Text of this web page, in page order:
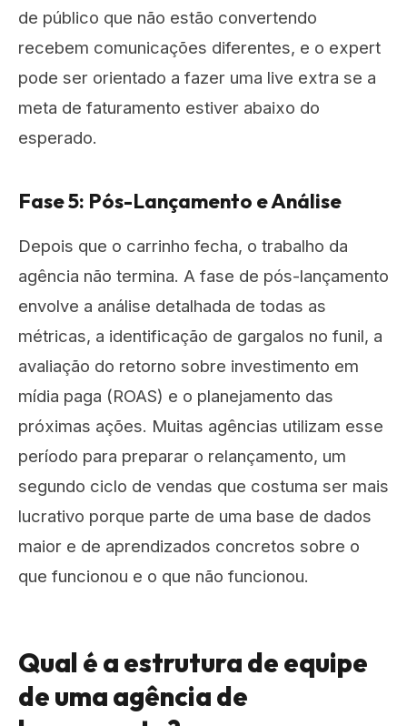
de público que não estão convertendo
recebem comunicações diferentes, e o expert
pode ser orientado a fazer uma live extra se a
meta de faturamento estiver abaixo do
esperado.
Fase 5: Pós-Lançamento e Análise
Depois que o carrinho fecha, o trabalho da
agência não termina. A fase de pós-lançamento
envolve a análise detalhada de todas as
métricas, a identificação de gargalos no funil, a
avaliação do retorno sobre investimento em
mídia paga (ROAS) e o planejamento das
próximas ações. Muitas agências utilizam esse
período para preparar o relançamento, um
segundo ciclo de vendas que costuma ser mais
lucrativo porque parte de uma base de dados
maior e de aprendizados concretos sobre o
que funcionou e o que não funcionou.
Qual é a estrutura de equipe
de uma agência de